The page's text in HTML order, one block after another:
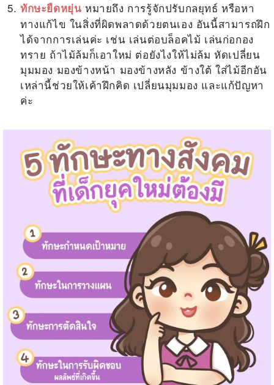
ทักษะยืดหยุ่น หมายถึง การรู้จักปรับกลยุทธ์ หรือหา
ทางแก้ไข ในสิ่งที่ผิดพลาดด้วยตนเอง อันนี้สามารถฝึก
ได้จากการเล่นค่ะ เช่น เล่นต่อบล็อคไม้ เล่นก่อกอง
ทราย ถ้าไม้ล้มก็เอาใหม่ ต่อยังไงให้ไม่ล้ม หัดเปลี่ยน
มุมมอง มองข้างหน้า มองข้างหลัง ข้างใต้ ใส่ไม้อีกอัน
เหล่านี้ช่วยให้เค้าฝึกคิด เปลี่ยนมุมมอง และแก้ปัญหา
ค่ะ